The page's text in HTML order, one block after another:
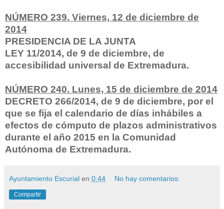
NÚMERO 239. Viernes, 12 de diciembre de
2014
PRESIDENCIA DE LA JUNTA
LEY 11/2014, de 9 de diciembre, de
accesibilidad universal de Extremadura.
NÚMERO 240. Lunes, 15 de diciembre de 2014
DECRETO 266/2014, de 9 de diciembre, por el
que se fija el calendario de días inhábiles a
efectos de cómputo de plazos administrativos
durante el año 2015 en la Comunidad
Autónoma de Extremadura.
Ayuntamiento Escurial en 0:44 No hay comentarios:
Compartir